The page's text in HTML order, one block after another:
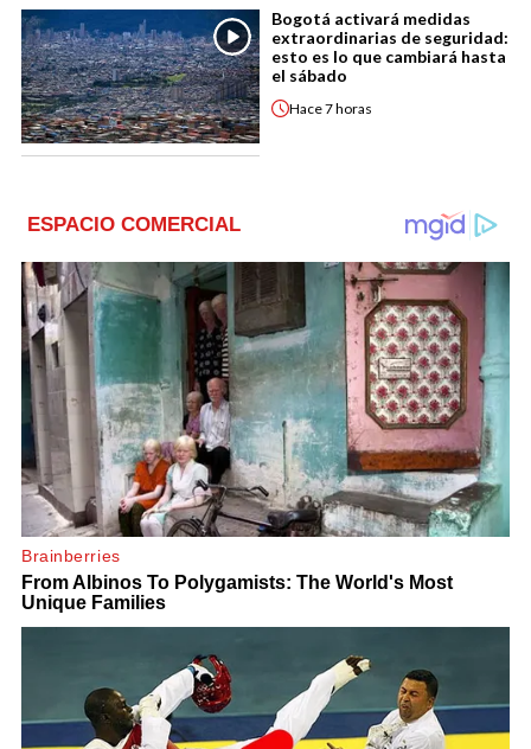
Bogotá activará medidas
extraordinarias de seguridad:
esto es lo que cambiará hasta
el sábado
Hace7 horas